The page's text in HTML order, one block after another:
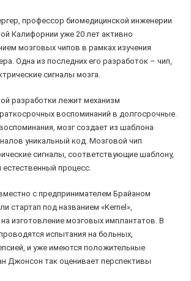
профессор биомедицинской инженерии
Калифорнии уже 20 лет активно
мозговых чипов в рамках изучения
Одна из последних его разработок – чип,
сигналы мозга.
разработки лежит механизм
воспоминаний в долгосрочные.
мозг создает из шаблона
уникальный код. Мозговой чип
сигналы, соответствующие шаблону,
естественный процесс.
с предпринимателем Брайаном
стартап под названием «Kernel»,
изготовление мозговых имплантатов. В
испытания на больных,
и уже имеются положительные
Джонсон так оценивает перспективы